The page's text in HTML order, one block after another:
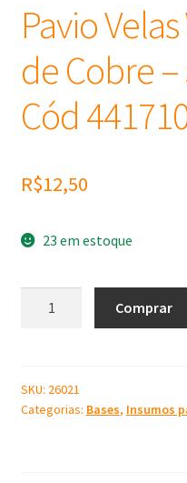
Insumos para Vela
Pavio
de Cobre
Cód
R$12,50
23 em estoque
cm
de
Comprar
SKU: 26021
Categorias: Bases, Insumos